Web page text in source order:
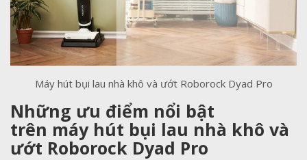
Máy hút bụi lau nhà khô và ướt Roborock Dyad Pro
Những ưu điểm nổi bật
trên máy hút bụi lau nhà khô và
ướt Roborock Dyad Pro